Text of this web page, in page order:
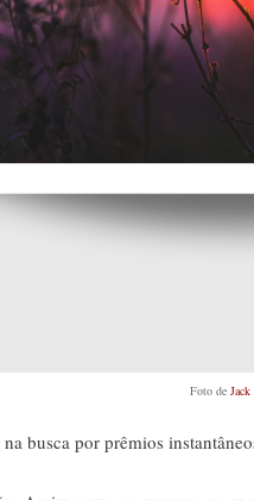
Foto de Jack
busca por prêmios